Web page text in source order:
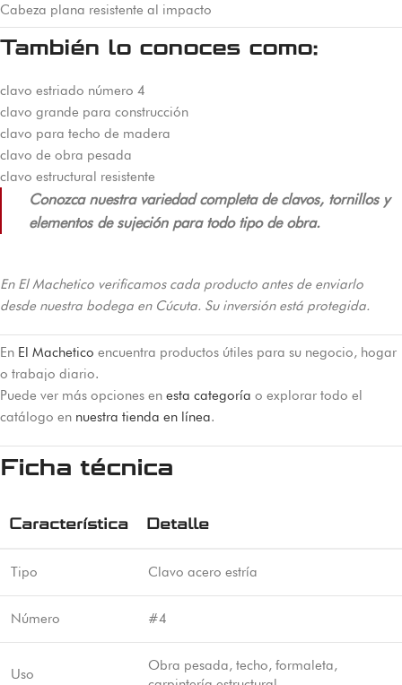
Cabeza plana resistente al impacto
También lo conoces como:
clavo estriado número 4
clavo grande para construcción
clavo para techo de madera
clavo de obra pesada
clavo estructural resistente
Conozca nuestra variedad completa de clavos, tornillos y
elementos de sujeción para todo tipo de obra.
En El Machetico verificamos cada producto antes de enviarlo
desde nuestra bodega en Cúcuta. Su inversión está protegida.
En El Machetico encuentra productos útiles para su negocio, hogar
o trabajo diario.
Puede ver más opciones en esta categoría o explorar todo el
catálogo en nuestra tienda en línea.
Ficha técnica
Característica Detalle
Tipo Clavo acero estría
Número #4
Uso
Obra pesada, techo, formaleta,